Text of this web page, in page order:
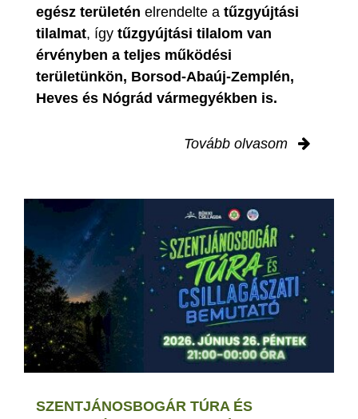
egész területén elrendelte a tűzgyújtási
tilalmat, így tűzgyújtási tilalom van
érvényben a teljes működési
területünkön, Borsod-Abaúj-Zemplén,
Heves és Nógrád vármegyékben is.
Tovább olvasom
SZENTJÁNOSBOGÁR TÚRA ÉS